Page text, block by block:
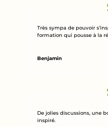
Très sympa de pouvoir
formation qui pousse à la
Benjamin
De jolies discussions, une
inspiré.